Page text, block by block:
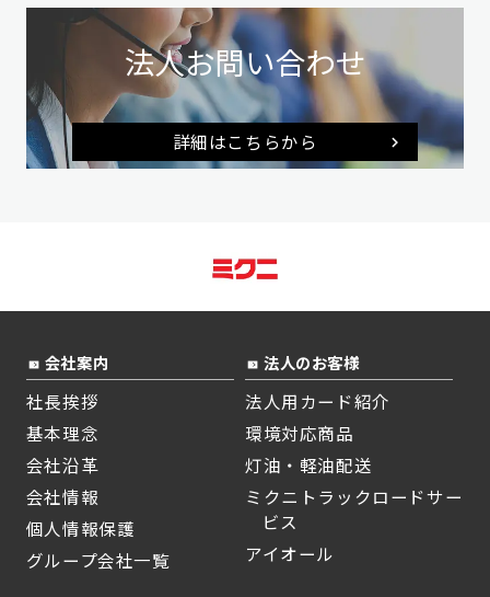
法人お問い合わせ
詳細はこちらから
会社案内
社長挨拶
基本理念
会社沿革
会社情報
個人情報保護
グループ会社一覧
法人のお客様
法人用カード紹介
環境対応商品
灯油・軽油配送
ミクニトラックロードサー
ビス
アイオール